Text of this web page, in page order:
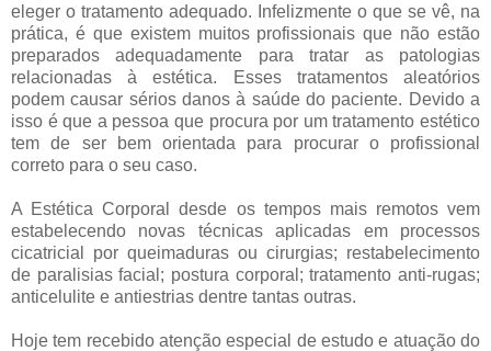
eleger o tratamento adequado. Infelizmente o que se vê, na
prática, é que existem muitos profissionais que não estão
preparados adequadamente para tratar as patologias
relacionadas à estética. Esses tratamentos aleatórios
podem causar sérios danos à saúde do paciente. Devido a
isso é que a pessoa que procura por um tratamento estético
tem de ser bem orientada para procurar o profissional
correto para o seu caso.
A Estética Corporal desde os tempos mais remotos vem
estabelecendo novas técnicas aplicadas em processos
cicatricial por queimaduras ou cirurgias; restabelecimento
de paralisias facial; postura corporal; tratamento anti-rugas;
anticelulite e antiestrias dentre tantas outras.
Hoje tem recebido atenção especial de estudo e atuação do